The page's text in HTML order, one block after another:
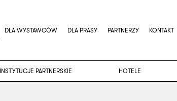
DLA WYSTAWCÓW DLA PRASY PARTNERZY KONTAKT
INSTYTUCJE PARTNERSKIE HOTELE